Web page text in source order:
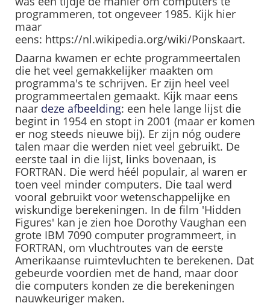
programmeren, tot ongeveer 1985. Kijk hier
maar
eens: https://nl.wikipedia.org/wiki/Ponskaart.
Daarna kwamen er echte programmeertalen
die het veel gemakkelijker maakten om
programma's te schrijven. Er zijn heel veel
programmeertalen gemaakt. Kijk maar eens
naar deze afbeelding: een hele lange lijst die
begint in 1954 en stopt in 2001 (maar er komen
er nog steeds nieuwe bij). Er zijn nóg oudere
talen maar die werden niet veel gebruikt. De
eerste taal in die lijst, links bovenaan, is
FORTRAN. Die werd héél populair, al waren er
toen veel minder computers. Die taal werd
vooral gebruikt voor wetenschappelijke en
wiskundige berekeningen. In de film 'Hidden
Figures' kan je zien hoe Dorothy Vaughan een
grote IBM 7090 computer programmeert, in
FORTRAN, om vluchtroutes van de eerste
Amerikaanse ruimtevluchten te berekenen. Dat
gebeurde voordien met de hand, maar door
die computers konden ze die berekeningen
nauwkeuriger maken.